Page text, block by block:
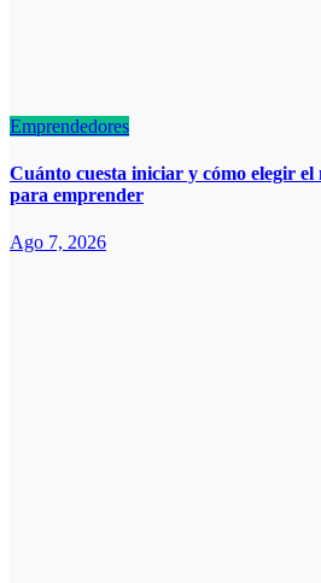
Emprendedores
Cuánto cuesta iniciar y cómo elegir
para emprender
Ago 7, 2026